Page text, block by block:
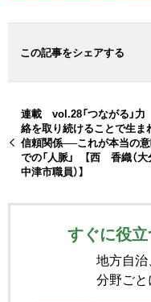
この記事をシェアする
連載 vol.28「つながる」
絡を取り続けることで生ま
信頼関係──これが本当の
での「人脈」 【西 香織（大
中津市職員）】
すぐに役
地方自治
分野ごと